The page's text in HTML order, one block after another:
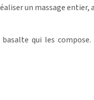
un massage entier,
qui les